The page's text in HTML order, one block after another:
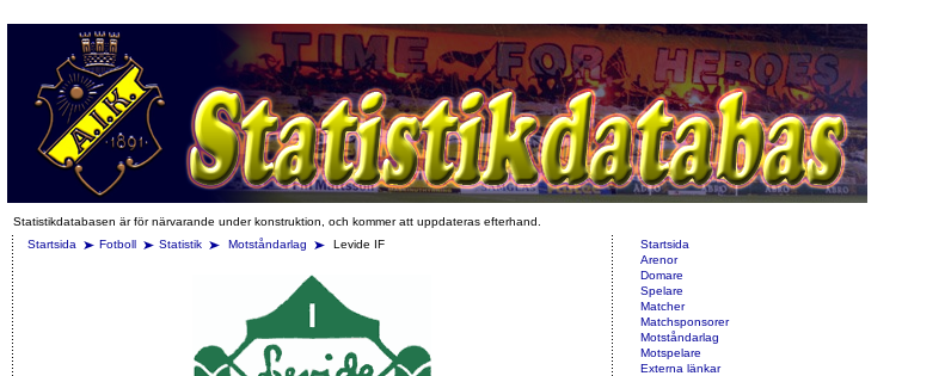
Statistikdatabasen är för närvarande under konstruktion, och kommer att uppdateras efterhand.
Startsida
Fotboll Statistik Motståndarlag Levide IF
Startsida
Arenor
Domare
Spelare
Matcher
Matchsponsorer
Motståndarlag
Motspelare
Externa länkar